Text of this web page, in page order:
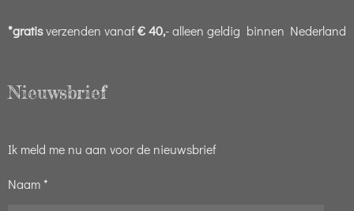
*gratisverzenden vanaf€ 40,- alleen geldig binnen Nederland
Nieuwsbrief
Ik meld me nu aan voor de nieuwsbrief
Naam *